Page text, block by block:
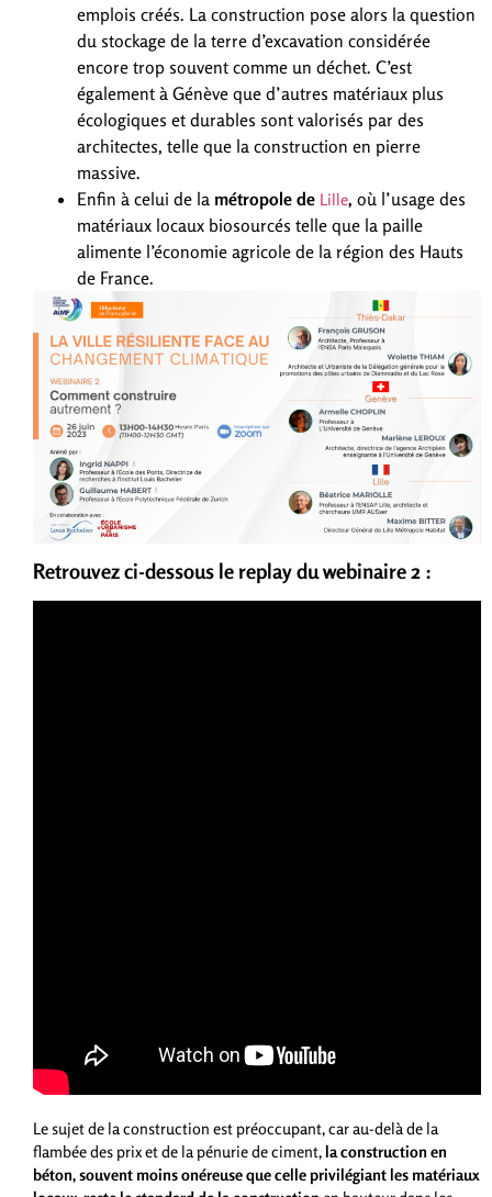
emplois créés. La construction pose alors la question
du stockage de la terre d’excavation considérée
encore trop souvent comme un déchet. C’est
également à Génève que d’autres matériaux plus
écologiques et durables sont valorisés par des
architectes, telle que la construction en pierre
massive.
Enfin à celui de la métropole de Lille, où l’usage des
matériaux locaux biosourcés telle que la paille
alimente l’économie agricole de la région des Hauts
de France.
Retrouvez ci-dessous le replay du webinaire 2 :
Le sujet de la construction est préoccupant, car au-delà de la
flambée des prix et de la pénurie de ciment, la construction en
béton, souvent moins onéreuse que celle privilégiant les matériaux